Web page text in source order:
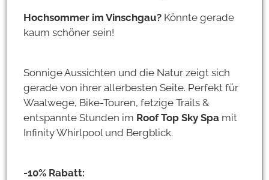
Wellnesssuite
Persönliche Daten
Anrede *
Hochsommer im Vinschgau? Könnte gerade
kaum schöner sein!
Sonnige Aussichten und die Natur zeigt sich
gerade von ihrer allerbesten Seite. Perfekt für
Waalwege, Bike-Touren, fetzige Trails &
entspannte Stunden im Roof Top Sky Spa mit
Infinity Whirlpool und Bergblick.
-10% Rabatt: